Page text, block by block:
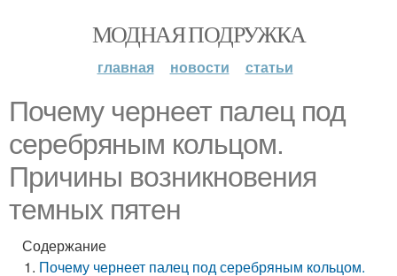
МОДНАЯ ПОДРУЖКА
главная новости статьи
Почему чернеет палец под
серебряным кольцом.
Причины возникновения
темных пятен
Содержание
Почему чернеет палец под серебряным кольцом.